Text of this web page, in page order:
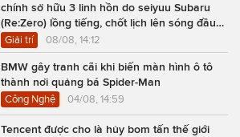
chính sở hữu 3 linh hồn do seiyuu Subaru
(Re:Zero) lồng tiếng, chốt lịch lên sóng đầu
năm 2027
Giải trí 08/08, 14:12
BMW gây tranh cãi khi biến màn hình ô tô
thành nơi quảng bá Spider-Man
Công Nghệ 04/08, 14:59
Tencent được cho là hủy bom tấn thế giới